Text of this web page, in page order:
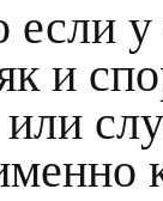
если
и